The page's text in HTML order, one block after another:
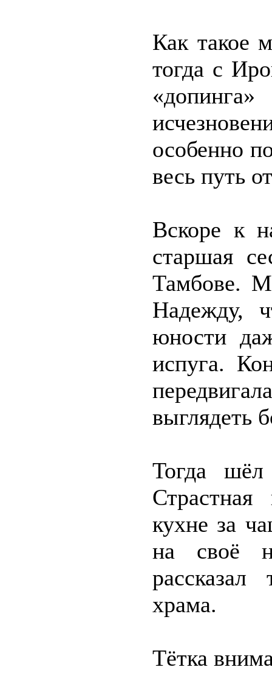
Как такое
тогда с
особенно
весь путь
Вскоре к
старшая
Тамбове.
Надежду,
юности
испуга.
выглядеть
Тогда шёл
кухне за
на своё
храма.
Тётка